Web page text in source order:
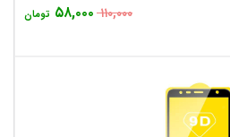
۱۱۰,۰۰۰ ۵۸,۰۰۰ تومان